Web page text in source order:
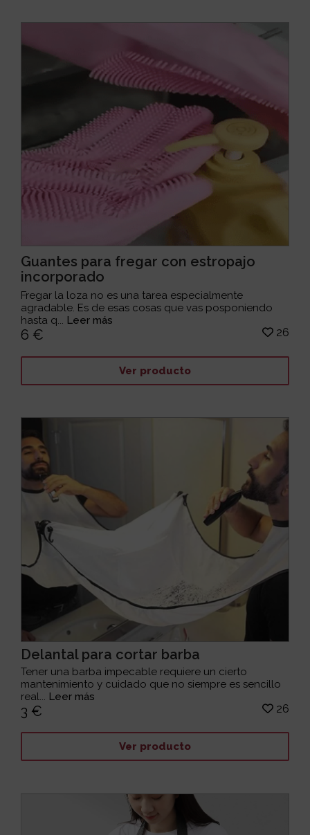
Guantes para fregar con estropajo
incorporado
Fregar la loza no es una tarea especialmente
agradable. Es de esas cosas que vas posponiendo
hasta q... Leer más
6 € 26
Ver producto
Delantal para cortar barba
Tener una barba impecable requiere un cierto
mantenimiento y cuidado que no siempre es sencillo
real... Leer más
3 € 26
Ver producto